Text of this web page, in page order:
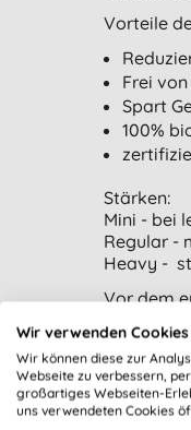
Vorteile
Frei
Spart
100%
Stärken:
Mini - bei
Regular -
Heavy -
Vor dem
befestige
den
Nach
Wir verwenden Cookies
Wir können diese zur
Webseite zu verbessern,
großartiges Webseiten-
uns verwendeten Cookies